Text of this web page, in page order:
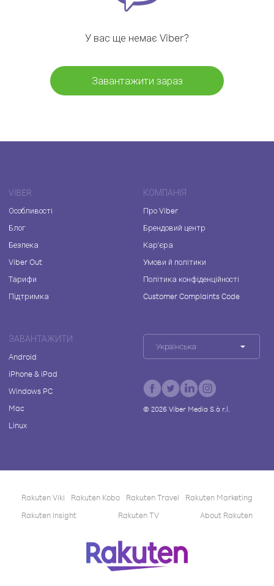
У вас ще немає Viber?
Завантажити зараз
VIBER
Особливості
Блог
Безпека
Viber Out
Тарифи
Підтримка
КОМПАНІЯ
Про Viber
Брендовий центр
Кар'єра
Умови й політики
Політика конфіденційності
Customer Complaints Code
ЗАВАНТАЖИТИ
Android
iPhone & iPad
Windows PC
Mac
Linux
Українська
© 2026Viber Media S.à r.l.
Rakuten Viki Rakuten Kobo Rakuten Travel
Rakuten Marketing
Rakuten Insight
Rakuten TV About Rakuten